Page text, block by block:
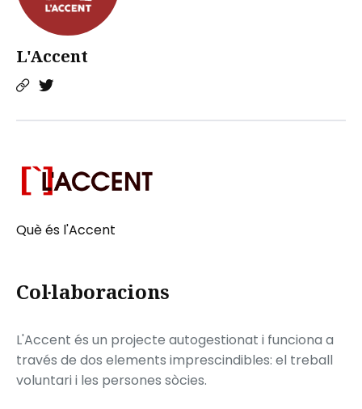
L'Accent
Què és l'Accent
Col·laboracions
L'Accent és un projecte autogestionat i funciona a
través de dos elements imprescindibles: el treball
voluntari i les persones sòcies.